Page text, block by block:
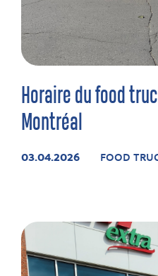
Horaire du food
Montréal
03.04.2026 FOOD